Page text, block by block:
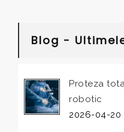
Blog -
Proteza
robotic
2026-04-20